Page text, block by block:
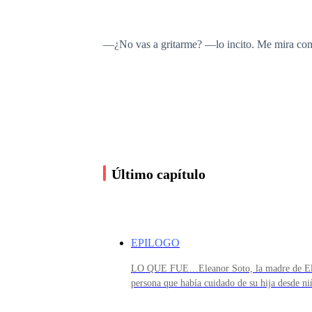
—¿No vas a gritarme? —lo incito. Me mira
todas.
Dio un paso en mi dirección, y no pude
de la fuerza que aplicaba en mi brazo.
Último capítulo
EPILOGO
LO QUE FUE…Eleanor Soto, la madre de
persona que había cuidado de su hija desde